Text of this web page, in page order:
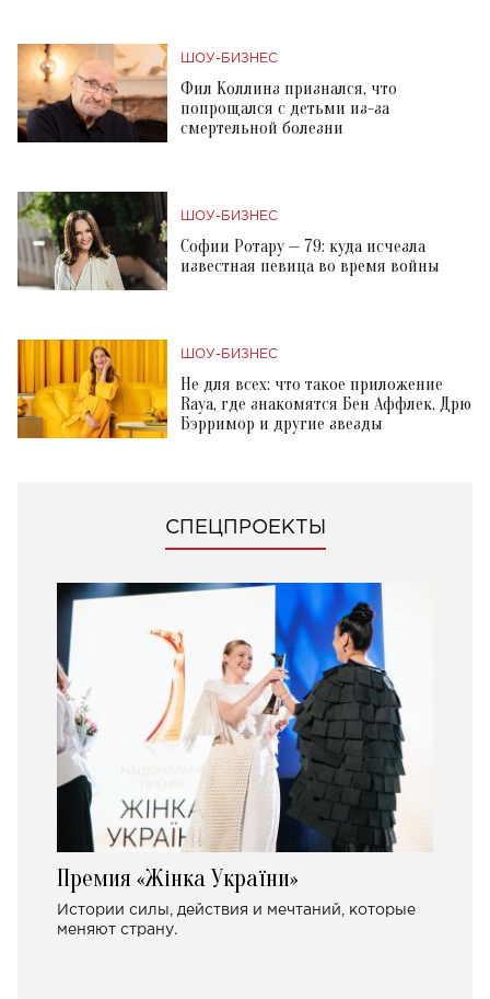
ШОУ-БИЗНЕС
Фил Коллинз признался, что
попрощался с детьми из-за
смертельной болезни
ШОУ-БИЗНЕС
Софии Ротару — 79: куда исчезла
известная певица во время войны
ШОУ-БИЗНЕС
Не для всех: что такое приложение
Raya, где знакомятся Бен Аффлек, Дрю
Бэрримор и другие звезды
СПЕЦПРОЕКТЫ
Премия «Жінка України»
Истории силы, действия и мечтаний, которые
меняют страну.